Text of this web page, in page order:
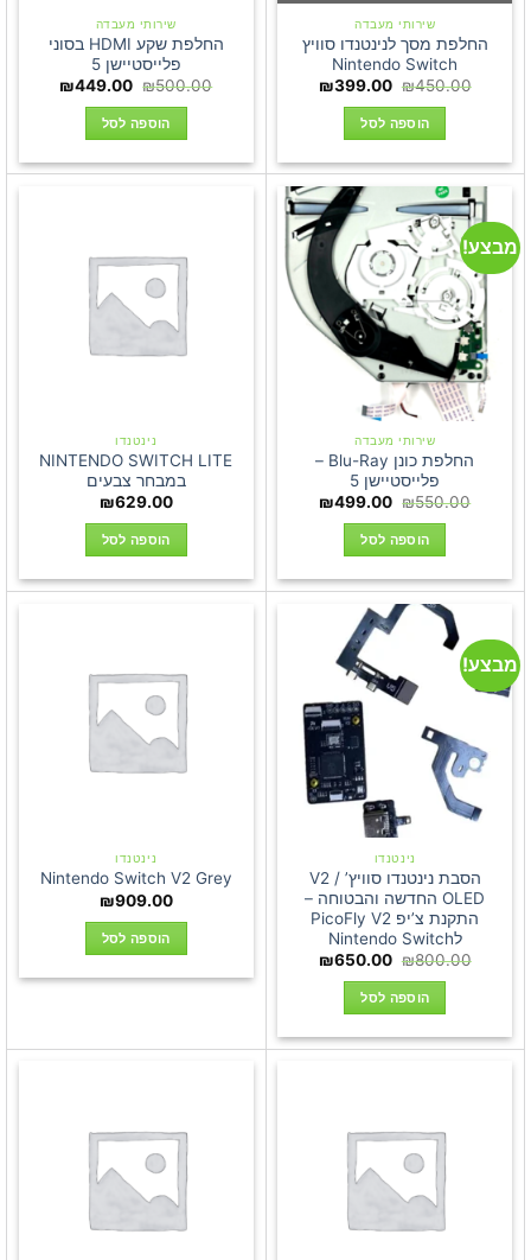
שירותי מעבדה
החלפת מסך לנינטנדו סוויץ
Nintendo Switch
₪450.00
המחיר
היה:
₪450.00.
₪399.00
הוספה לסל
שירותי מעבדה
החלפת שקע HDMI בסוני
פלייסטיישן 5
₪500.00
המחיר
היה:
₪500.00.
₪449.00
המחיר
הוספה לסל
מבצע!
שירותי מעבדה
החלפת כונן Blu-Ray –
פלייסטיישן 5
₪550.00
המחיר
היה:
₪550.00.
₪499.00
המחיר
הוספה לסל
נינטנדו
NINTENDO SWITCH LITE
במבחר צבעים
₪629.00
הוספה לסל
מבצע!
נינטנדו
הסבת נינטנדו סוויץ’ V2 /
OLED החדשה והבטוחה –
התקנת צ’יפ PicoFly V2
לNintendo Switch
₪800.00
המחיר
היה:
₪800.00.
₪650.00
הוספה לסל
נינטנדו
Nintendo Switch V2 Grey
₪909.00
הוספה לסל